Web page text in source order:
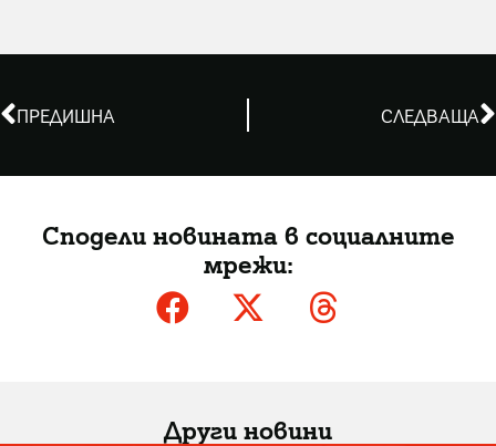
ПРЕДИШНА СЛЕДВАЩА
Сподели новината в социалните
мрежи:
Други новини